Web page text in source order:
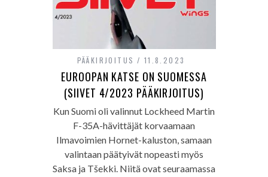
PÄÄKIRJOITUS 11.8.2023
EUROOPAN KATSE ON SUOMESSA
(SIIVET 4/2023 PÄÄKIRJOITUS)
Kun Suomi oli valinnut Lockheed Martin
F-35A-hävittäjät korvaamaan
Ilmavoimien Hornet-kaluston, samaan
valintaan päätyivät nopeasti myös
Saksa ja Tšekki. Niitä ovat seuraamassa